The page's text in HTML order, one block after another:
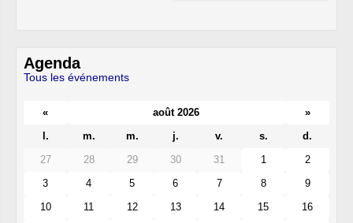
Agenda
Tous les événements
« août 2026
»
l.
m. m. j. v. s.
d.
27
28 29 30 31 1
2
3
4 5 6 7 8
9
10
11 12 13 14 15
16